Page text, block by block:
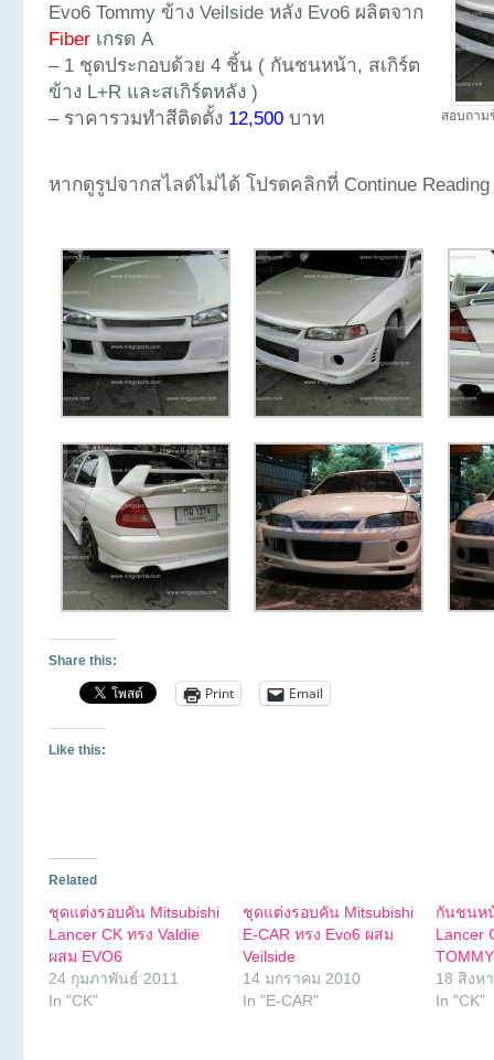
สอบถาม
Evo6 Tommy ข้าง Veilside หลัง Evo6 ผลิตจาก
Fiber เกรด A
– 1 ชุดประกอบด้วย 4 ชิ้น ( กันชนหน้า, สเกิร์ต
ข้าง L+R และสเกิร์ตหลัง )
– ราคารวมทำสีติดตั้ง 12,500 บาท
หากดูรูปจากสไลด์ไม่ได้ โปรดคลิกที่ Continue Reading
Share this:
Print Email
Like this:
Related
ชุดแต่งรอบคัน Mitsubishi
Lancer CK ทรง Valdie
ผสม EVO6
24 กุมภาพันธ์ 2011
In "CK"
ชุดแต่งรอบคัน Mitsubishi
E-CAR ทรง Evo6 ผสม
Veilside
14 มกราคม 2010
In "E-CAR"
กันชนห
Lancer
TOMMY
18 สิงห
In "CK"